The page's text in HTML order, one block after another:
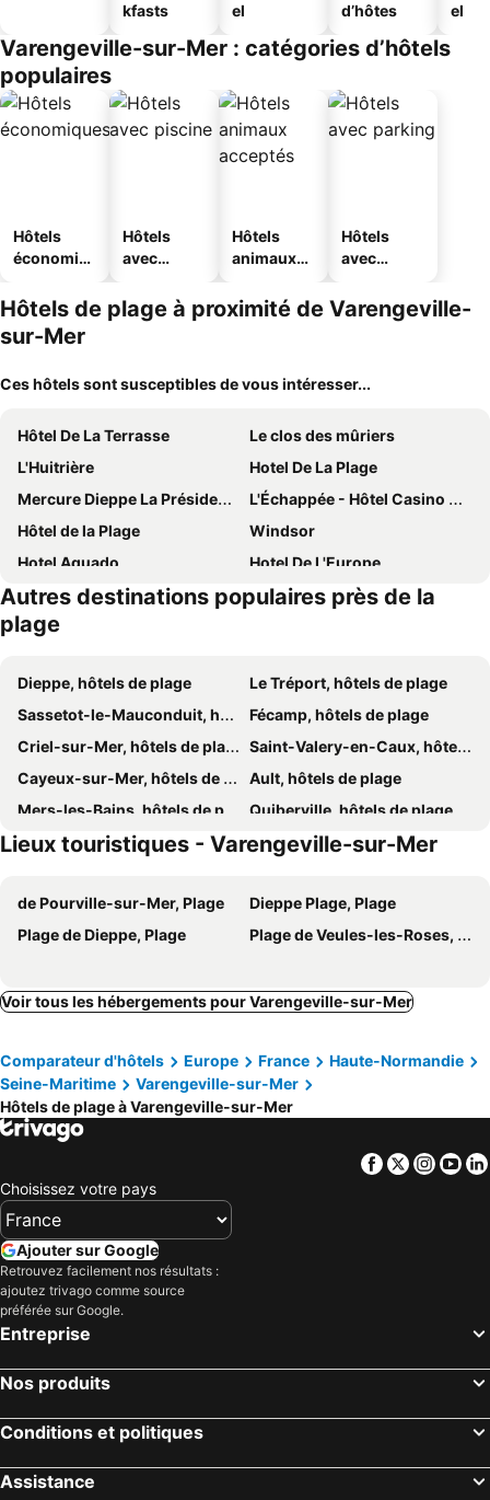
kfasts
el
d’hôtes
el
Varengeville-sur-Mer : catégories d’hôtels
populaires
Hôtels
économiq
Hôtels
avec
Hôtels
animaux
Hôtels
avec
Hôtels de plage à proximité de Varengeville-
sur-Mer
Ces hôtels sont susceptibles de vous intéresser...
Hôtel De La Terrasse
Le clos des mûriers
L'Huitrière
Hotel De La Plage
Mercure Dieppe La Présidence
L'Échappée - Hôtel Casino Dieppe
Hôtel de la Plage
Windsor
Hotel Aguado
Hotel De L'Europe
Auberge du Vieux Puits
Villa Carlotta - Sea resort
Le Pré Marin
Autres destinations populaires près de la
plage
Dieppe, hôtels de plage
Le Tréport, hôtels de plage
Sassetot-le-Mauconduit, hôtels de plage
Fécamp, hôtels de plage
Criel-sur-Mer, hôtels de plage
Saint-Valery-en-Caux, hôtels de plage
Cayeux-sur-Mer, hôtels de plage
Ault, hôtels de plage
Mers-les-Bains, hôtels de plage
Quiberville, hôtels de plage
Veulettes-sur-Mer, hôtels de plage
Veules-les-Roses, hôtels de plage
Beauchamps, hôtels de plage
Arques-la-Bataille, hôtels de plage
Tourville-sur-Arques, hôtels de plage
Senneville-sur-Fécamp, hôtels de plage
Lieux touristiques - Varengeville-sur-Mer
de Pourville-sur-Mer, Plage
Dieppe Plage, Plage
Plage de Dieppe, Plage
Plage de Veules-les-Roses, Plage
Voir tous les hébergements pour Varengeville-sur-Mer
Comparateur d'hôtels Europe France
Haute-Normandie
Seine-Maritime
Varengeville-sur-Mer
Hôtels de plage à Varengeville-sur-Mer
Facebook
Twitter
Choisissez votre pays
Ajouter sur Google
Retrouvez facilement nos résultats :
ajoutez trivago comme source
préférée sur Google.
Entreprise
Nos produits
Conditions et politiques
Assistance